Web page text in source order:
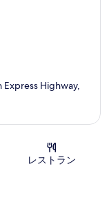
Highway,
レストラン